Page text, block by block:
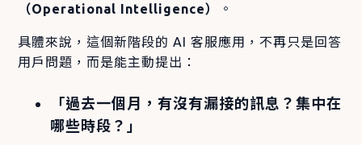
（Operational Intelligence）
。
具體來說，這個新階段的 AI 客服應用，不再只是回答
用戶問題，而是能主動提出：
「過去一個月，有沒有漏接的訊息？集中在
哪些時段？」